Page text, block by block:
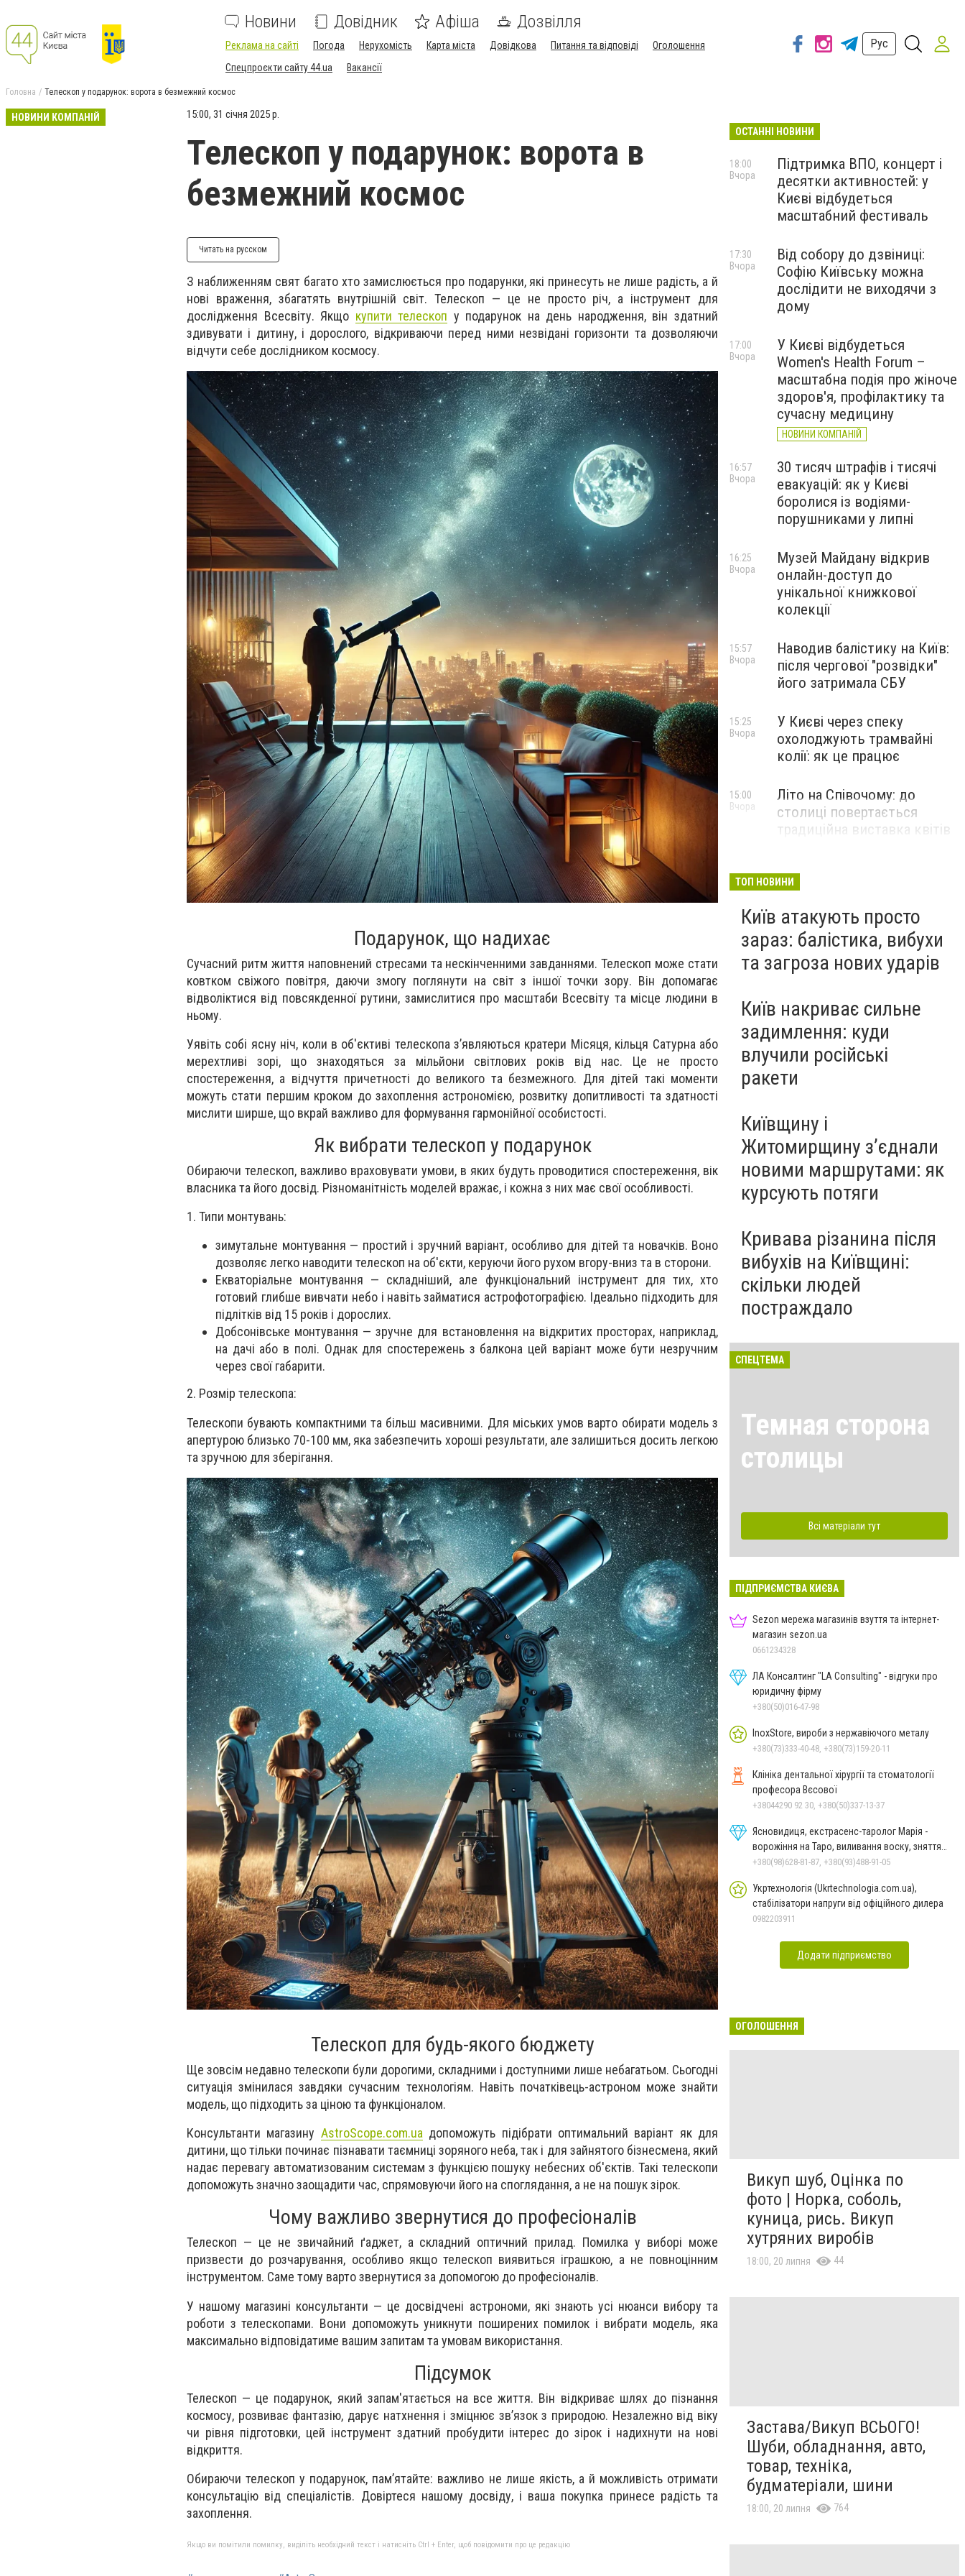
Новини Довідник Афіша Дозвілля
Реклама на сайті Погода Нерухомість Карта міста Довідкова Питання та відповіді
Оголошення
Спецпроєкти сайту 44.ua
Вакансії
Рус
Головна Телескоп у подарунок: ворота в безмежний космос
НОВИНИ КОМПАНІЙ 15:00, 31 січня 2025 р.
Телескоп у подарунок: ворота в
безмежний космос
Читать на русском
З наближенням свят багато хто замислюється про подарунки, які принесуть не лише радість, а й
нові враження, збагатять внутрішній світ. Телескоп — це не просто річ, а інструмент для
дослідження Всесвіту. Якщо купити телескоп у подарунок на день народження, він здатний
здивувати і дитину, і дорослого, відкриваючи перед ними незвідані горизонти та дозволяючи
відчути себе дослідником космосу.
Подарунок, що надихає
Сучасний ритм життя наповнений стресами та нескінченними завданнями. Телескоп може стати
ковтком свіжого повітря, даючи змогу поглянути на світ з іншої точки зору. Він допомагає
відволіктися від повсякденної рутини, замислитися про масштаби Всесвіту та місце людини в
ньому.
Уявіть собі ясну ніч, коли в об'єктиві телескопа з’являються кратери Місяця, кільця Сатурна або
мерехтливі зорі, що знаходяться за мільйони світлових років від нас. Це не просто
спостереження, а відчуття причетності до великого та безмежного. Для дітей такі моменти
можуть стати першим кроком до захоплення астрономією, розвитку допитливості та здатності
мислити ширше, що вкрай важливо для формування гармонійної особистості.
Як вибрати телескоп у подарунок
Обираючи телескоп, важливо враховувати умови, в яких будуть проводитися спостереження, вік
власника та його досвід. Різноманітність моделей вражає, і кожна з них має свої особливості.
1. Типи монтувань:
зимутальне монтування — простий і зручний варіант, особливо для дітей та новачків. Воно
дозволяє легко наводити телескоп на об'єкти, керуючи його рухом вгору-вниз та в сторони.
Екваторіальне монтування — складніший, але функціональний інструмент для тих, хто
готовий глибше вивчати небо і навіть займатися астрофотографією. Ідеально підходить для
підлітків від 15 років і дорослих.
Добсонівське монтування — зручне для встановлення на відкритих просторах, наприклад,
на дачі або в полі. Однак для спостережень з балкона цей варіант може бути незручним
через свої габарити.
2. Розмір телескопа:
Телескопи бувають компактними та більш масивними. Для міських умов варто обирати модель з
апертурою близько 70-100 мм, яка забезпечить хороші результати, але залишиться досить легкою
та зручною для зберігання.
Телескоп для будь-якого бюджету
Ще зовсім недавно телескопи були дорогими, складними і доступними лише небагатьом. Сьогодні
ситуація змінилася завдяки сучасним технологіям. Навіть початківець-астроном може знайти
модель, що підходить за ціною та функціоналом.
Консультанти магазину AstroScope.com.uaдопоможуть підібрати оптимальний варіант як для
дитини, що тільки починає пізнавати таємниці зоряного неба, так і для зайнятого бізнесмена, який
надає перевагу автоматизованим системам з функцією пошуку небесних об'єктів. Такі телескопи
допоможуть значно заощадити час, спрямовуючи його на споглядання, а не на пошук зірок.
Чому важливо звернутися до професіоналів
Телескоп — це не звичайний ґаджет, а складний оптичний прилад. Помилка у виборі може
призвести до розчарування, особливо якщо телескоп виявиться іграшкою, а не повноцінним
інструментом. Саме тому варто звернутися за допомогою до професіоналів.
У нашому магазині консультанти — це досвідчені астрономи, які знають усі нюанси вибору та
роботи з телескопами. Вони допоможуть уникнути поширених помилок і вибрати модель, яка
максимально відповідатиме вашим запитам та умовам використання.
Підсумок
Телескоп — це подарунок, який запам'ятається на все життя. Він відкриває шлях до пізнання
космосу, розвиває фантазію, дарує натхнення і зміцнює зв’язок з природою. Незалежно від віку
чи рівня підготовки, цей інструмент здатний пробудити інтерес до зірок і надихнути на нові
відкриття.
Обираючи телескоп у подарунок, пам’ятайте: важливо не лише якість, а й можливість отримати
консультацію від спеціалістів. Довіртеся нашому досвіду, і ваша покупка принесе радість та
захоплення.
Якщо ви помітили помилку, виділіть необхідний текст і натисніть Ctrl + Enter, щоб повідомити про це редакцію
ОСТАННІ НОВИНИ
Підтримка ВПО, концерт і
десятки активностей: у
Києві відбудеться
масштабний фестиваль
18:00
Вчора
Від собору до дзвіниці:
Софію Київську можна
дослідити не виходячи з
дому
17:30
Вчора
У Києві відбудеться
Women's Health Forum –
масштабна подія про жіноче
здоров'я, профілактику та
сучасну медицину
НОВИНИ КОМПАНІЙ
17:00
Вчора
30 тисяч штрафів і тисячі
евакуацій: як у Києві
боролися із водіями-
порушниками у липні
16:57
Вчора
Музей Майдану відкрив
онлайн-доступ до
унікальної книжкової
колекції
16:25
Вчора
Наводив балістику на Київ:
після чергової "розвідки"
його затримала СБУ
15:57
Вчора
У Києві через спеку
охолоджують трамвайні
колії: як це працює
15:25
Вчора
Літо на Співочому: до
столиці повертається
традиційна виставка квітів
15:00
Вчора
ТОП НОВИНИ
Київ атакують просто
зараз: балістика, вибухи
та загроза нових ударів
Київ накриває сильне
задимлення: куди
влучили російські
ракети
Київщину і
Житомирщину з’єднали
новими маршрутами: як
курсують потяги
Кривава різанина після
вибухів на Київщині:
скільки людей
постраждало
СПЕЦТЕМА
Темная сторона
столицы
Всі матеріали тут
ПІДПРИЄМСТВА КИЄВА
Sezon мережа магазинів взуття та інтернет-
магазин sezon.ua
0661234328
ЛА Консалтинг "LA Consulting" - відгуки про
юридичну фірму
+380(50)016-47-98
InoxStore, вироби з нержавіючого металу
+380(73)333-40-48, +380(73)159-20-11
Клініка дентальної хірургії та стоматології
професора Вєсової
+38044290 92 30, +380(50)337-13-37
Ясновидиця, екстрасенс-таролог Марія -
ворожіння на Таро, виливання воску, зняття
порчі, постановка
+380(98)628-81-87, +380(93)488-91-05
Укртехнологія (Ukrtechnologia.com.ua),
стабілізатори напруги від офіційного дилера
0982203911
Додати підприємство
ОГОЛОШЕННЯ
Викуп шуб, Оцінка по
фото | Норка, соболь,
куница, рись. Викуп
хутряних виробів
18:00, 20 липня 44
Застава/Викуп ВСЬОГО!
Шуби, обладнання, авто,
товар, техніка,
будматеріали, шини
18:00, 20 липня 764